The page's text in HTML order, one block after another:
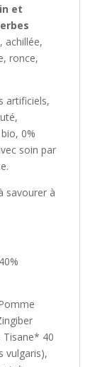
et
achillée,
ronce,
artificiels,
0%
soin par
savourer à
Tisane* 40
vulgaris),